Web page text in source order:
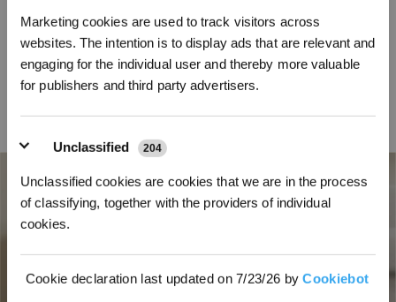
Marketing cookies are used to track visitors across
websites. The intention is to display ads that are relevant and
engaging for the individual user and thereby more valuable
for publishers and third party advertisers.
Unclassified 204
Unclassified cookies are cookies that we are in the process
of classifying, together with the providers of individual
cookies.
Cookie declaration last updated on 7/23/26 byCookiebot
gründliche Reinigung bis an die Kanten zu ermöglichen und gleichzeitig
einen sicheren Kontakt zu gewährleisten. Dank eines fortschrittlichen
semantischen Modells erkennt er nun auf intelligente Weise besondere
Kanten wie Möbelfüßen und hält gleichzeitig einen sicheren Abstand zu
erfolgt.
*Neu registrierte Benutzer können 3000 Punkte verwenden, um einen Rabatt von 30
€ auf ihre erste Bestellung zu erhalten, wenn die Zahlung 1000 € überschreitet.